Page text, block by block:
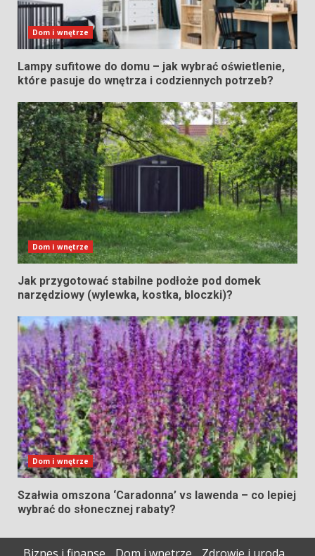
Dom i wnętrze
Lampy sufitowe do domu – jak wybrać oświetlenie,
które pasuje do wnętrza i codziennych potrzeb?
Dom i wnętrze
Jak przygotować stabilne podłoże pod domek
narzędziowy (wylewka, kostka, bloczki)?
Dom i wnętrze
Szałwia omszona ‘Caradonna’ vs lawenda – co lepiej
wybrać do słonecznej rabaty?